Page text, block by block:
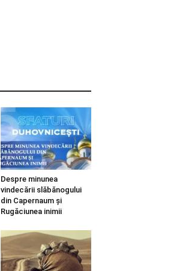
Despre minunea
vindecării slăbănogului
din Capernaum și
Rugăciunea inimii